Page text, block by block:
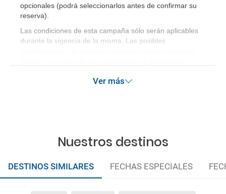
opcionales (podrá seleccionarlos antes de confirmar su
reserva).
Las condiciones de esta campaña sólo serán aplicables
durante la vigencia de la misma. Las posibles
Ver más
Nuestros destinos
DESTINOS SIMILARES FECHAS ESPECIALES